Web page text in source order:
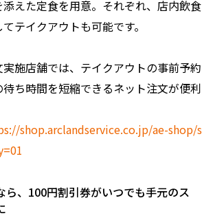
えた定食を用意。それぞれ、店内飲食
テイクアウトも可能です。
施店舗では、テイクアウトの事前予約
ち時間を短縮できるネット注文が便利
shop.arclandservice.co.jp/ae-shop/s
ら、100円割引券がいつでも手元のス